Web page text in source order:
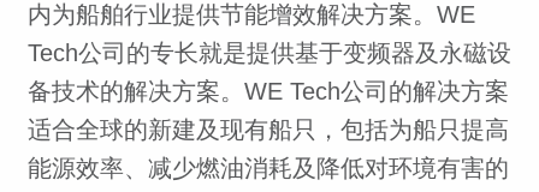
内为船舶行业提供节能增效解决方案。WE
Tech公司的专长就是提供基于变频器及永磁设
备技术的解决方案。WE Tech公司的解决方案
适合全球的新建及现有船只，包括为船只提高
能源效率、减少燃油消耗及降低对环境有害的